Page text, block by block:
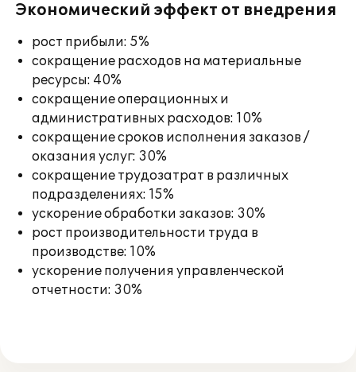
Экономический эффект от внедрения
рост прибыли: 5%
сокращение расходов на материальные
ресурсы: 40%
сокращение операционных и
административных расходов: 10%
сокращение сроков исполнения заказов /
оказания услуг: 30%
сокращение трудозатрат в различных
подразделениях: 15%
ускорение обработки заказов: 30%
рост производительности труда в
производстве: 10%
ускорение получения управленческой
отчетности: 30%